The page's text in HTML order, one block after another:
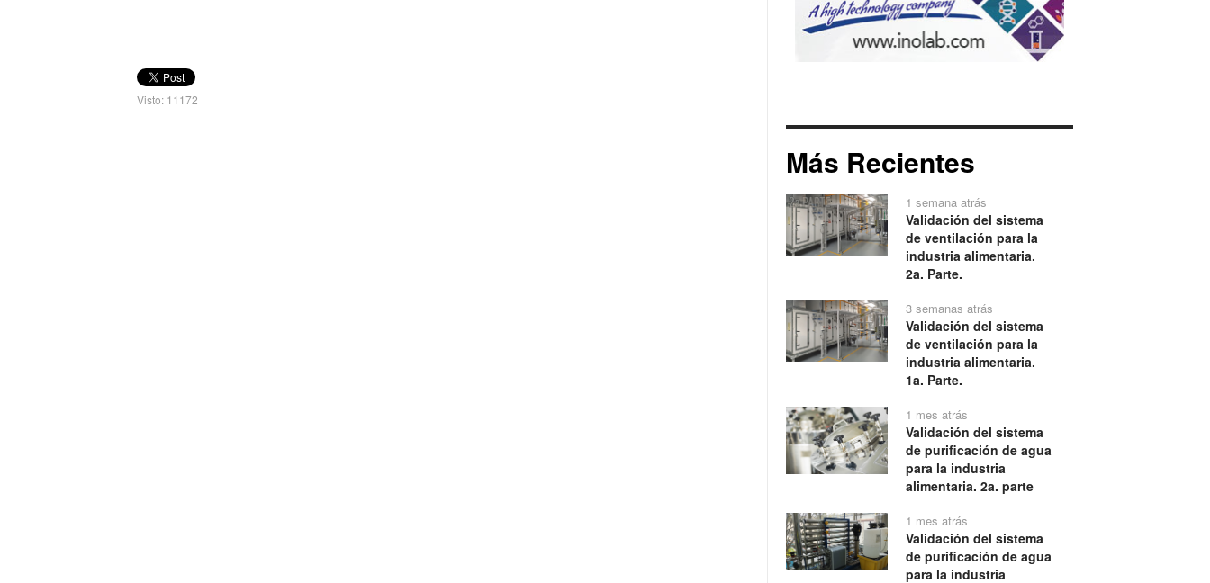
Visto: 11172
Más Recientes
1 semana atrás
Validación del sistema
de ventilación para la
industria alimentaria.
2a. Parte.
3 semanas atrás
Validación del sistema
de ventilación para la
industria alimentaria.
1a. Parte.
1 mes atrás
Validación del sistema
de purificación de agua
para la industria
alimentaria. 2a. parte
1 mes atrás
Validación del sistema
de purificación de agua
para la industria